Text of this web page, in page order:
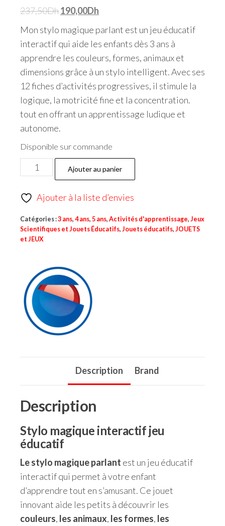
237,50Dh190,00Dh
Mon stylo magique parlant est un jeu éducatif
interactif qui aide les enfants dès 3 ans à
apprendre les couleurs, formes, animaux et
dimensions grâce à un stylo intelligent. Avec ses
12 fiches d’activités progressives, il stimule la
logique, la motricité fine et la concentration.
tout en offrant un apprentissage ludique et
autonome.
Disponible sur commande
Ajouter au panier
Ajouter à la liste d’envies
Catégories :3 ans, 4 ans, 5 ans, Activités d'apprentissage, Jeux
Scientifiques et Jouets Éducatifs, Jouets éducatifs, JOUETS
et JEUX
Description Brand
Description
Stylo magique interactif jeu
éducatif
Le stylo magique parlant est un jeu éducatif
interactif qui permet à votre enfant
d’apprendre tout en s’amusant. Ce jouet
innovant aide les petits à découvrir les
couleurs, les animaux, les formes, les